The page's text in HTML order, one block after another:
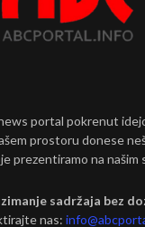
portal pokrenut
prostoru donese
prezentiramo na našim
sadržaja bez
nas: